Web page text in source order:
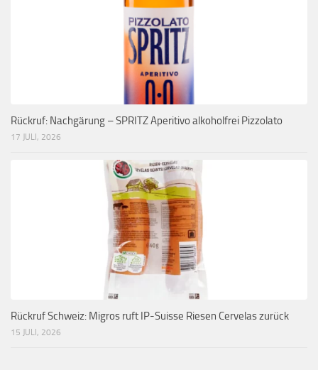
Rückruf: Nachgärung – SPRITZ Aperitivo alkoholfrei Pizzolato
17 JULI, 2026
Rückruf Schweiz: Migros ruft IP-Suisse Riesen Cervelas zurück
15 JULI, 2026